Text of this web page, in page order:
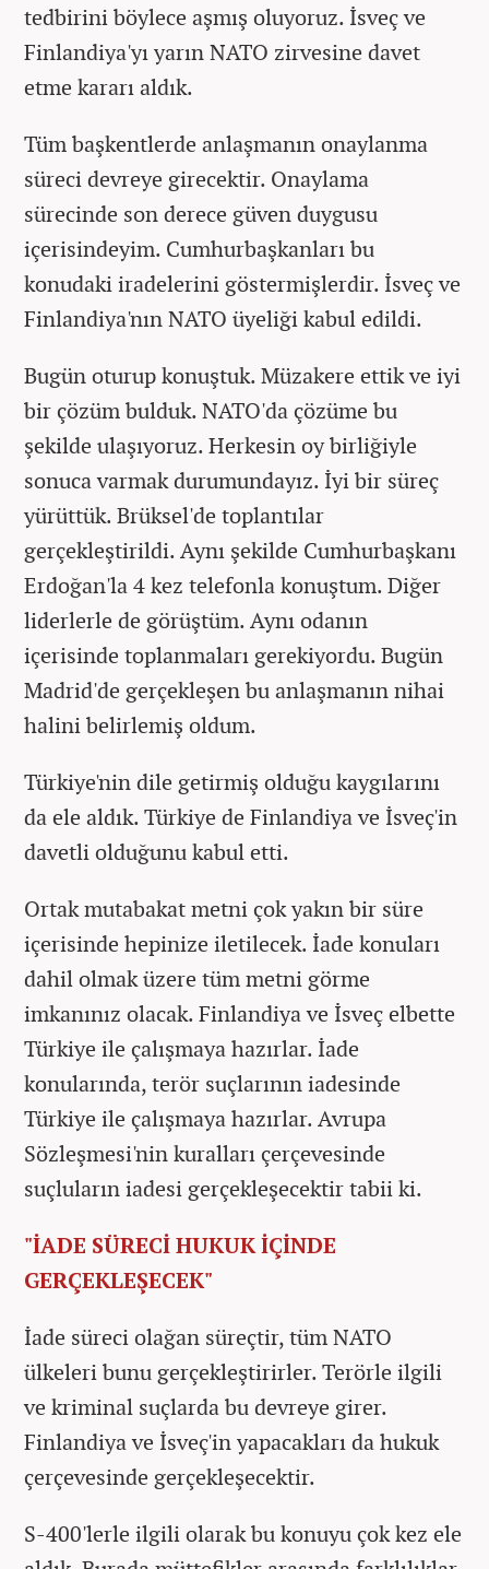
tedbirini böylece aşmış oluyoruz. İsveç ve
Finlandiya'yı yarın NATO zirvesine davet
etme kararı aldık.
Tüm başkentlerde anlaşmanın onaylanma
süreci devreye girecektir. Onaylama
sürecinde son derece güven duygusu
içerisindeyim. Cumhurbaşkanları bu
konudaki iradelerini göstermişlerdir. İsveç ve
Finlandiya'nın NATO üyeliği kabul edildi.
Bugün oturup konuştuk. Müzakere ettik ve iyi
bir çözüm bulduk. NATO'da çözüme bu
şekilde ulaşıyoruz. Herkesin oy birliğiyle
sonuca varmak durumundayız. İyi bir süreç
yürüttük. Brüksel'de toplantılar
gerçekleştirildi. Aynı şekilde Cumhurbaşkanı
Erdoğan'la 4 kez telefonla konuştum. Diğer
liderlerle de görüştüm. Aynı odanın
içerisinde toplanmaları gerekiyordu. Bugün
Madrid'de gerçekleşen bu anlaşmanın nihai
halini belirlemiş oldum.
Türkiye'nin dile getirmiş olduğu kaygılarını
da ele aldık. Türkiye de Finlandiya ve İsveç'in
davetli olduğunu kabul etti.
Ortak mutabakat metni çok yakın bir süre
içerisinde hepinize iletilecek. İade konuları
dahil olmak üzere tüm metni görme
imkanınız olacak. Finlandiya ve İsveç elbette
Türkiye ile çalışmaya hazırlar. İade
konularında, terör suçlarının iadesinde
Türkiye ile çalışmaya hazırlar. Avrupa
Sözleşmesi'nin kuralları çerçevesinde
suçluların iadesi gerçekleşecektir tabii ki.
"İADE SÜRECİ HUKUK İÇİNDE
GERÇEKLEŞECEK"
İade süreci olağan süreçtir, tüm NATO
ülkeleri bunu gerçekleştirirler. Terörle ilgili
ve kriminal suçlarda bu devreye girer.
Finlandiya ve İsveç'in yapacakları da hukuk
çerçevesinde gerçekleşecektir.
S-400'lerle ilgili olarak bu konuyu çok kez ele